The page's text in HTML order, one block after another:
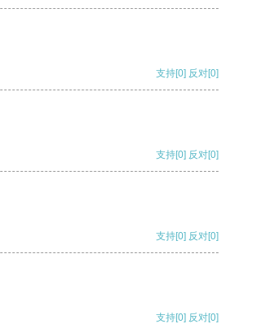
支持[0] 反对[0]
支持[0] 反对[0]
支持[0] 反对[0]
支持[0] 反对[0]